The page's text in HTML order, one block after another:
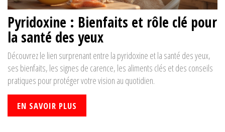
Pyridoxine : Bienfaits et rôle clé pour
la santé des yeux
Découvrez le lien surprenant entre la pyridoxine et la santé des yeux,
ses bienfaits, les signes de carence, les aliments clés et des conseils
pratiques pour protéger votre vision au quotidien.
EN SAVOIR PLUS